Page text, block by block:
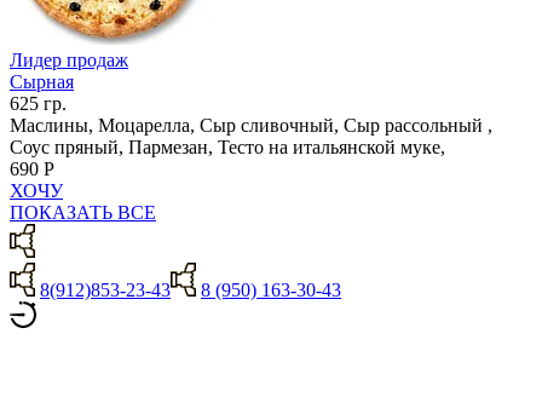
Лидер продаж
Сырная
625 гр.
Маслины, Моцарелла, Сыр сливочный, Сыр рассольный ,
Соус пряный, Пармезан, Тесто на итальянской муке,
690 Р
ХОЧУ
ПОКАЗАТЬ ВСЕ
8(912)853-23-43 8 (950) 163-30-43